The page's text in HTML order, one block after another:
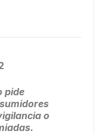
pide
o